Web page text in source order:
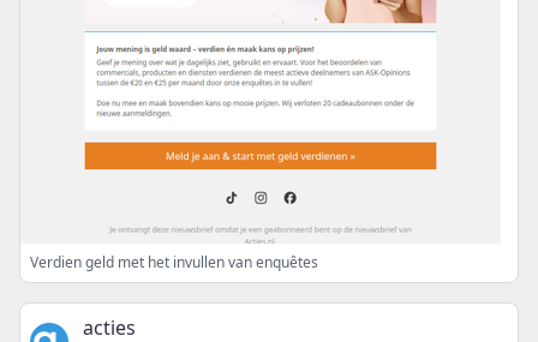
Verdien geld met het invullen van enquêtes
acties